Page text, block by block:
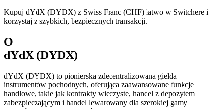
Kupuj dYdX (DYDX) z Swiss Franc (CHF) łatwo w Switchere i
korzystaj z szybkich, bezpiecznych transakcji.
O
dYdX (DYDX)
dYdX (DYDX) to pionierska zdecentralizowana giełda
instrumentów pochodnych, oferująca zaawansowane funkcje
handlowe, takie jak kontrakty wieczyste, handel z depozytem
zabezpieczającym i handel lewarowany dla szerokiej gamy